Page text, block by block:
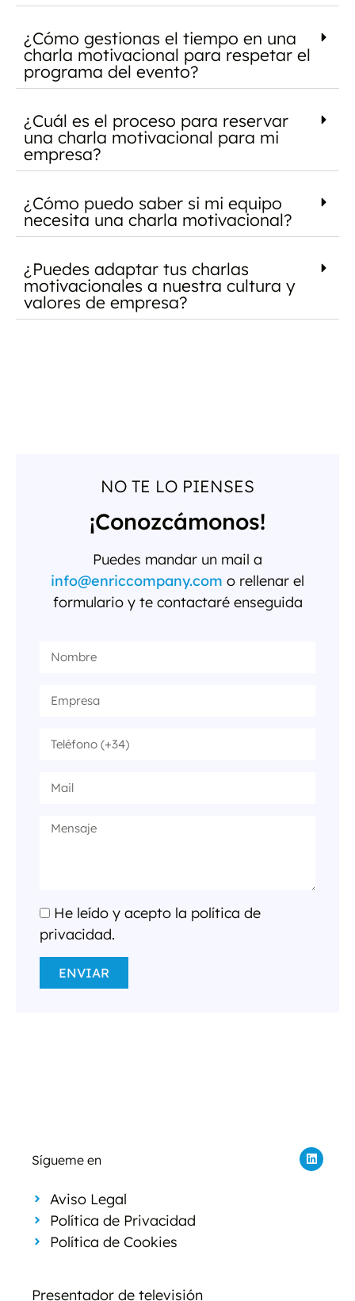
¿Cómo gestionas el tiempo en una
charla motivacional para respetar el
programa del evento?
¿Cuál es el proceso para reservar
una charla motivacional para mi
empresa?
¿Cómo puedo saber si mi equipo
necesita una charla motivacional?
¿Puedes adaptar tus charlas
motivacionales a nuestra cultura y
valores de empresa?
NO TE LO PIENSES
¡Conozcámonos!
Puedes mandar un mail a
info@enriccompany.com o rellenar el
formulario y te contactaré enseguida
He leído y acepto la política de
privacidad.
ENVIAR
Presentador de televisión
Aviso Legal
Política de Privacidad
Política de Cookies
Sígueme en